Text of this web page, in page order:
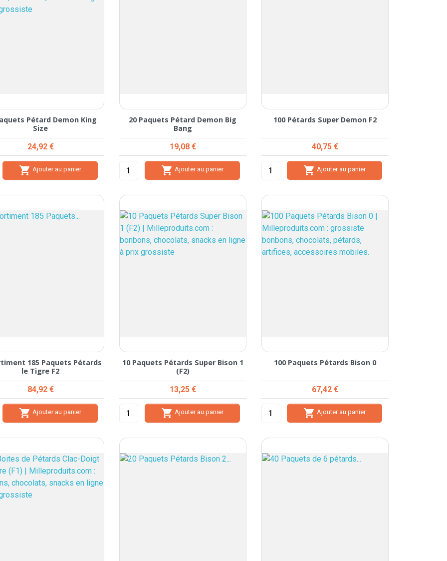
Pétard Demon King
Size
Prix
24,92 €
 Ajouter au panier
20 Paquets Pétard Demon Big
Bang
Prix
19,08 €
 Ajouter au panier
100 Pétards Super Demon F2
Prix
40,75 €
 Ajouter au panier
185 Paquets Pétards
le Tigre F2
Prix
84,92 €
 Ajouter au panier
10 Paquets Pétards Super Bison 1
(F2)
Prix
13,25 €
 Ajouter au panier
100 Paquets Pétards Bison 0
Prix
67,42 €
 Ajouter au panier